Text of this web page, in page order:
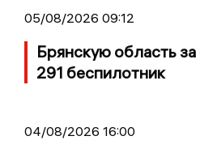
05/08/2026 09:12
Брянскую область за
291 беспилотник
04/08/2026 16:00